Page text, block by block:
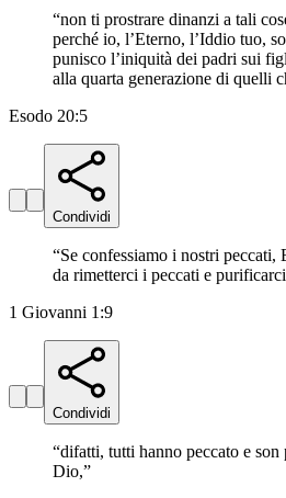
“non ti prostrare dinanzi a tali
perché io, l’Eterno, l’Iddio tuo,
punisco l’iniquità dei padri sui
alla quarta generazione di quelli
Esodo 20:5
Condividi
“Se confessiamo i nostri peccati,
da rimetterci i peccati e
1 Giovanni 1:9
Condividi
“difatti, tutti hanno peccato e
Dio,”